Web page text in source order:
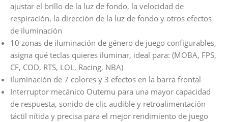
ajustar el brillo de la luz de fondo, la velocidad de
respiración, la dirección de la luz de fondo y otros efectos
de iluminación
10 zonas de iluminación de género de juego configurables,
asigna qué teclas quieres iluminar, ideal para: (MOBA, FPS,
CF, COD, RTS, LOL, Racing, NBA)
Iluminación de 7 colores y 3 efectos en la barra frontal
Interruptor mecánico Outemu para una mayor capacidad
de respuesta, sonido de clic audible y retroalimentación
táctil nítida y precisa para el mejor rendimiento de juego